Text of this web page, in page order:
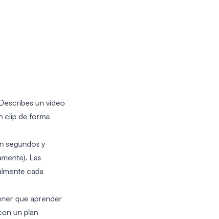
un video
clip de forma
segundos y
Las
cada
que aprender
un plan